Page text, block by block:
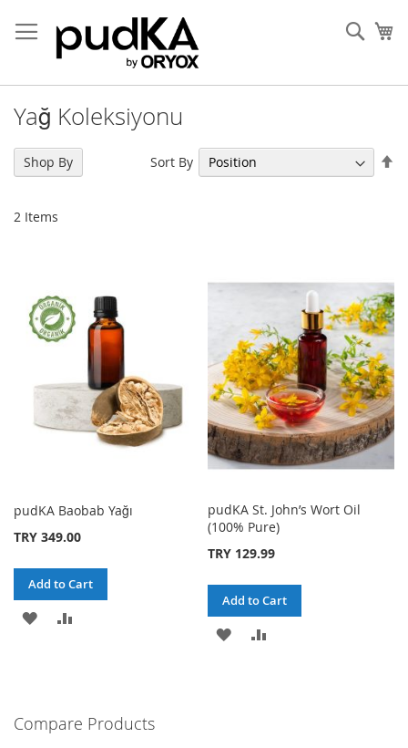
to
Content
Yağ Koleksiyonu
2 Items
Sort By
pudKA Baobab Yağı
TRY 349.00
Add to Cart
ADD
pudKA St. John’s Wort Oil
(100% Pure)
TRY 129.99
Add to Cart
ADD
Shop By
Compare Products